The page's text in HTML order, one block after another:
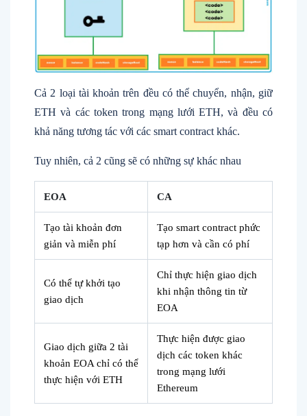
Cả 2 loại tài khoản trên đều có thể chuyển, nhận, giữ
ETH và các token trong mạng lưới ETH, và đều có
khả năng tương tác với các smart contract khác.
Tuy nhiên, cả 2 cũng sẽ có những sự khác nhau
EOA CA
Tạo tài khoản đơn
giản và miễn phí
Tạo smart contract phức
tạp hơn và cần có phí
Có thể tự khởi tạo
giao dịch
Chỉ thực hiện giao dịch
khi nhận thông tin từ
EOA
Giao dịch giữa 2 tài
khoản EOA chỉ có thể
thực hiện với ETH
Thực hiện được giao
dịch các token khác
trong mạng lưới
Ethereum